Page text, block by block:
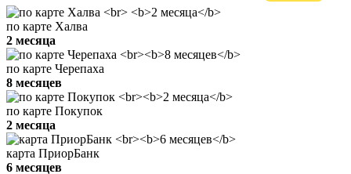
по карте Халва
2 месяца
по карте Черепаха
8 месяцев
по карте Покупок
2 месяца
карта ПриорБанк
6 месяцев